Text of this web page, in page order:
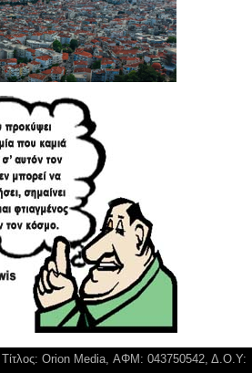
Τίτλος: Orion Media, ΑΦΜ: 043750542, Δ.Ο.Υ: